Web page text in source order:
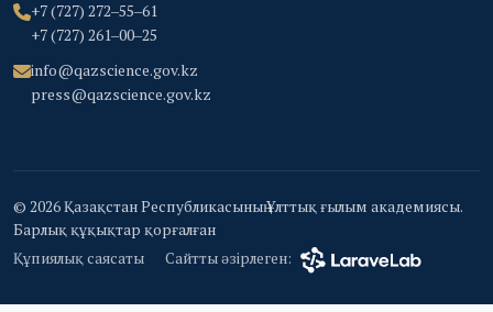
+7 (727) 272‒55‒61
+7 (727) 261‒00‒25
info@qazscience.gov.kz
press@qazscience.gov.kz
© 2026 Қазақстан Республикасының Ұлттық ғылым академиясы.
Барлық құқықтар қорғалған
Құпиялық саясаты
Сайтты әзірлеген: